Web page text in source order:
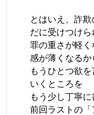
とはいえ、詐
だに受けつけら
罪の重さが軽
感が薄くなるか
もうひとつ欲
いくところを
もう少し丁寧に
前回ラストの「